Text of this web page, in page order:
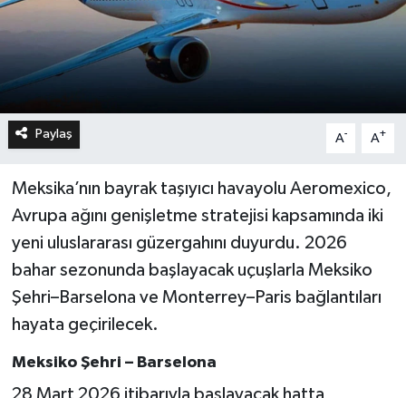
Paylaş A- A+
Meksika’nın bayrak taşıyıcı havayolu Aeromexico,
Avrupa ağını genişletme stratejisi kapsamında iki
yeni uluslararası güzergahını duyurdu. 2026
bahar sezonunda başlayacak uçuşlarla Meksiko
Şehri–Barselona ve Monterrey–Paris bağlantıları
hayata geçirilecek.
Meksiko Şehri – Barselona
28 Mart 2026 itibarıyla başlayacak hatta